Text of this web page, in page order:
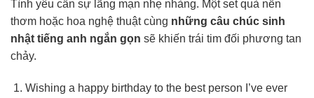
Tình yêu cần sự lãng mạn nhẹ nhàng. Một set quà nến
thơm hoặc hoa nghệ thuật cùng những câu chúc sinh
nhật tiếng anh ngắn gọn sẽ khiến trái tim đối phương tan
chảy.
Wishing a happy birthday to the best person I’ve ever